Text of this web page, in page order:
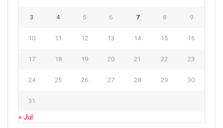
3 4 5 6 7 8 9
10 11 12 13 14 15 16
17 18 19 20 21 22 23
24 25 26 27 28 29 30
31
« Jul